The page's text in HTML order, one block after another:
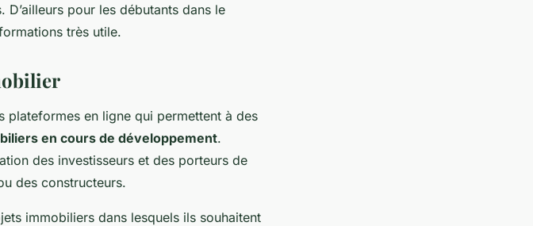
pour les débutants dans le
très utile.
en ligne qui permettent à des
en cours de développement.
des investisseurs et des porteurs de
des constructeurs.
immobiliers dans lesquels ils souhaitent